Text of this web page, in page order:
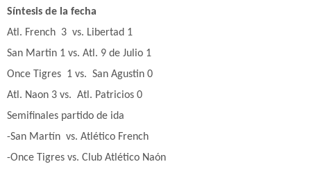
Síntesis de la fecha
Atl. French 3 vs. Libertad 1
San Martin 1 vs. Atl. 9 de Julio 1
Once Tigres 1 vs. San Agustin 0
Atl. Naon 3 vs. Atl. Patricios 0
Semifinales partido de ida
-San Martín vs. Atlético French
-Once Tigres vs. Club Atlético Naón